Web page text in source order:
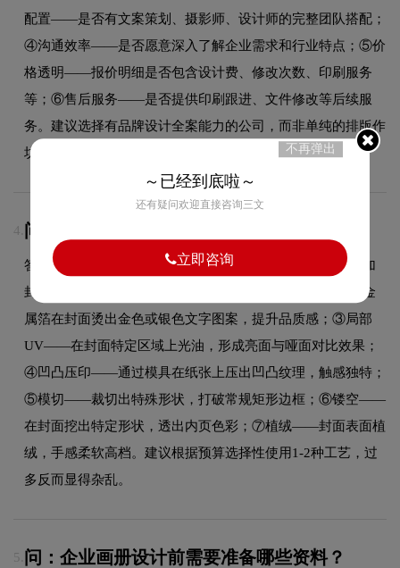
配置——是否有文案策划、摄影师、设计师的完整团队搭配；
④沟通效率——是否愿意深入了解企业需求和行业特点；⑤价
格透明——报价明细是否包含设计费、修改次数、印刷服务
等；⑥售后服务——是否提供印刷跟进、文件修改等后续服
务。建议选择有品牌设计全案能力的公司，而非单纯的排版作
坊。
4. 问：画册印刷中的特殊工艺有哪些？
答：画册印刷常用特殊工艺：①覆膜（光膜/哑膜）——增加
封面耐用度和质感，哑膜更显高档；②烫金/烫银——通过金
属箔在封面烫出金色或银色文字图案，提升品质感；③局部
UV——在封面特定区域上光油，形成亮面与哑面对比效果；
④凹凸压印——通过模具在纸张上压出凹凸纹理，触感独特；
⑤模切——裁切出特殊形状，打破常规矩形边框；⑥镂空——
在封面挖出特定形状，透出内页色彩；⑦植绒——封面表面植
绒，手感柔软高档。建议根据预算选择性使用1-2种工艺，过
多反而显得杂乱。
5. 问：企业画册设计前需要准备哪些资料？
不再弹出
～已经到底啦～
还有疑问欢迎直接咨询三文
立即咨询